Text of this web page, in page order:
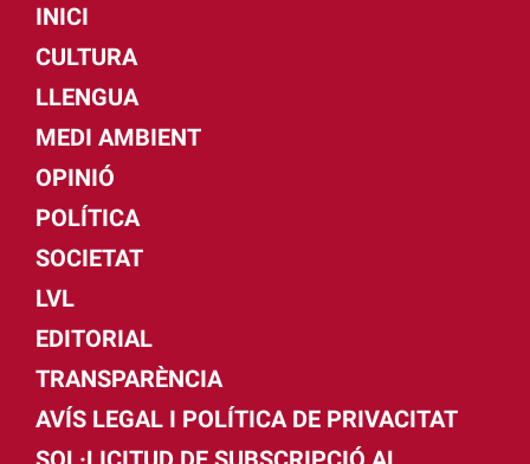
INICI
CULTURA
LLENGUA
MEDI AMBIENT
OPINIÓ
POLÍTICA
SOCIETAT
LVL
EDITORIAL
TRANSPARÈNCIA
AVÍS LEGAL I POLÍTICA DE PRIVACITAT